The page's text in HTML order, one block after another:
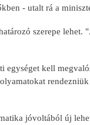
- utalt rá a
szerepe lehet.
kell
jóvoltából új